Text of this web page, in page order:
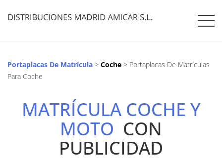
Portaplacas De Matrícula > Coche > Portaplacas De Matrículas
Para Coche
MATRÍCULA COCHE Y
MOTO CON
PUBLICIDAD